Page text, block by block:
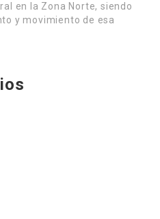
en la Zona Norte, siendo
y movimiento de esa